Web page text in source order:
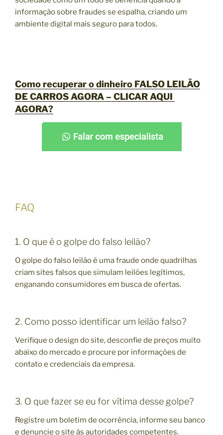
informação sobre fraudes se espalha, criando um
ambiente digital mais seguro para todos.
Como recuperar o dinheiro FALSO LEILÃO
DE CARROS AGORA – CLICAR AQUI
AGORA?
FAQ
1. O que é o golpe do falso leilão?
O golpe do falso leilão é uma fraude onde quadrilhas
criam sites falsos que simulam leilões legítimos,
enganando consumidores em busca de ofertas.
2. Como posso identificar um leilão falso?
Verifique o design do site, desconfie de preços muito
abaixo do mercado e procure por informações de
contato e credenciais da empresa.
3. O que fazer se eu for vítima desse golpe?
Registre um boletim de ocorrência, informe seu banco
e denuncie o site às autoridades competentes.